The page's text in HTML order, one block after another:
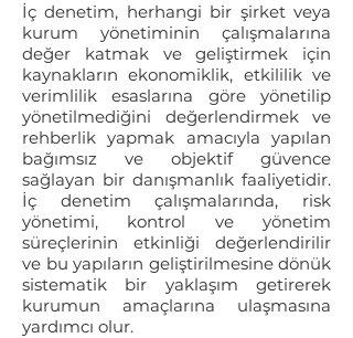
İç denetim, herhangi bir şirket veya
kurum yönetiminin çalışmalarına
değer katmak ve geliştirmek için
kaynakların ekonomiklik, etkililik ve
verimlilik esaslarına göre yönetilip
yönetilmediğini değerlendirmek ve
rehberlik yapmak amacıyla yapılan
bağımsız ve objektif güvence
sağlayan bir danışmanlık faaliyetidir.
İç denetim çalışmalarında, risk
yönetimi, kontrol ve yönetim
süreçlerinin etkinliği değerlendirilir
ve bu yapıların geliştirilmesine dönük
sistematik bir yaklaşım getirerek
kurumun amaçlarına ulaşmasına
yardımcı olur.